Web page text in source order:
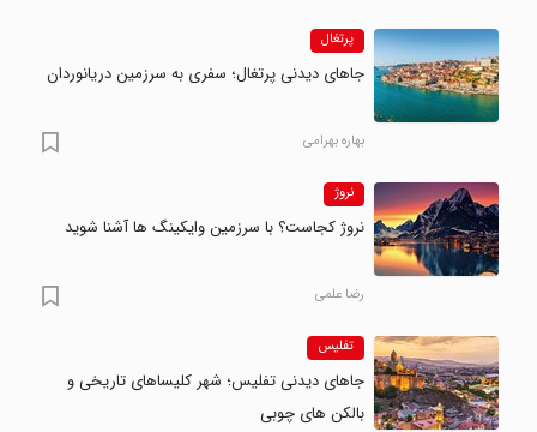
پرتغال
جاهای دیدنی پرتغال؛ سفری به سرزمین دریانوردان
بهاره بهرامی
نروژ
نروژ کجاست؟ با سرزمین وایکینگ ها آشنا شوید
رضا علمی
تفلیس
جاهای دیدنی تفلیس؛ شهر کلیساهای تاریخی و
بالکن های چوبی